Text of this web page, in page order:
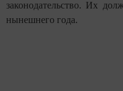
законодательство. Их
нынешнего года.